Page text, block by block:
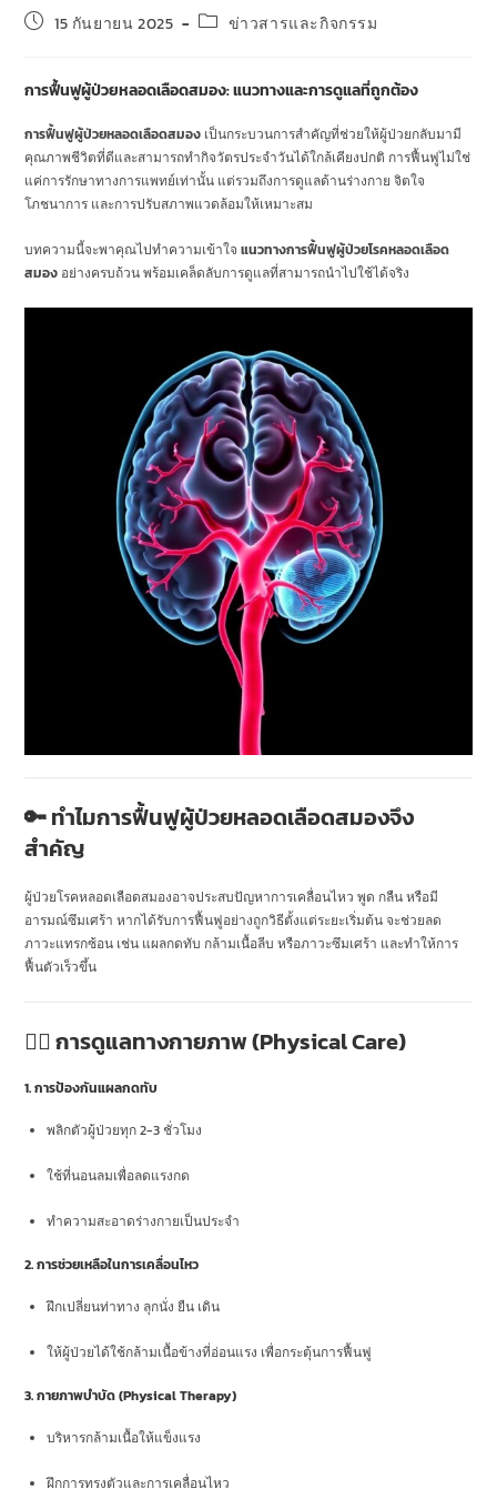
15 กันยายน 2025 ข่าวสารและกิจกรรม
การฟื้นฟูผู้ป่วยหลอดเลือดสมอง: แนวทางและการดูแลที่ถูกต้อง
การฟื้นฟูผู้ป่วยหลอดเลือดสมอง เป็นกระบวนการสำคัญที่ช่วยให้ผู้ป่วยกลับมามี
คุณภาพชีวิตที่ดีและสามารถทำกิจวัตรประจำวันได้ใกล้เคียงปกติ การฟื้นฟูไม่ใช่
แค่การรักษาทางการแพทย์เท่านั้น แต่รวมถึงการดูแลด้านร่างกาย จิตใจ
โภชนาการ และการปรับสภาพแวดล้อมให้เหมาะสม
บทความนี้จะพาคุณไปทำความเข้าใจแนวทางการฟื้นฟูผู้ป่วยโรคหลอดเลือด
สมอง อย่างครบถ้วน พร้อมเคล็ดลับการดูแลที่สามารถนำไปใช้ได้จริง
🔑 ทำไมการฟื้นฟูผู้ป่วยหลอดเลือดสมองจึง
สำคัญ
ผู้ป่วยโรคหลอดเลือดสมองอาจประสบปัญหาการเคลื่อนไหว พูด กลืน หรือมี
อารมณ์ซึมเศร้า หากได้รับการฟื้นฟูอย่างถูกวิธีตั้งแต่ระยะเริ่มต้น จะช่วยลด
ภาวะแทรกซ้อน เช่น แผลกดทับ กล้ามเนื้อลีบ หรือภาวะซึมเศร้า และทำให้การ
ฟื้นตัวเร็วขึ้น
🏋️‍♀️ การดูแลทางกายภาพ (Physical Care)
1. การป้องกันแผลกดทับ
พลิกตัวผู้ป่วยทุก 2-3 ชั่วโมง
ใช้ที่นอนลมเพื่อลดแรงกด
ทำความสะอาดร่างกายเป็นประจำ
2. การช่วยเหลือในการเคลื่อนไหว
ฝึกเปลี่ยนท่าทาง ลุกนั่ง ยืน เดิน
ให้ผู้ป่วยได้ใช้กล้ามเนื้อข้างที่อ่อนแรง เพื่อกระตุ้นการฟื้นฟู
3. กายภาพบำบัด (Physical Therapy)
บริหารกล้ามเนื้อให้แข็งแรง
ฝึกการทรงตัวและการเคลื่อนไหว